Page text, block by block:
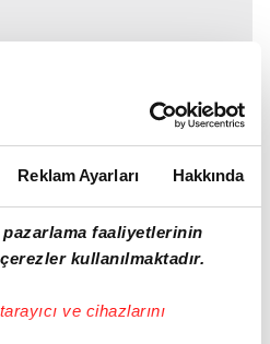
Reklam Ayarları Hakkında
faaliyetlerinin
kullanılmaktadır.
ve cihazlarını